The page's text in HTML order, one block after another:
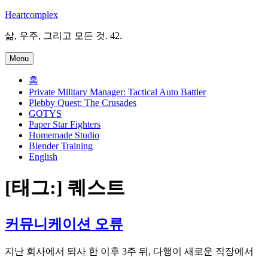
Skip
content
Heartcomplex
삶, 우주, 그리고 모든 것. 42.
Menu
홈
Private Military Manager: Tactical Auto Battler
Plebby Quest: The Crusades
GOTYS
Paper Star Fighters
Homemade Studio
Blender Training
English
[태그:] 퀘스트
커뮤니케이션 오류
지난 회사에서 퇴사 한 이후 3주 뒤, 다행이 새로운 직장에서